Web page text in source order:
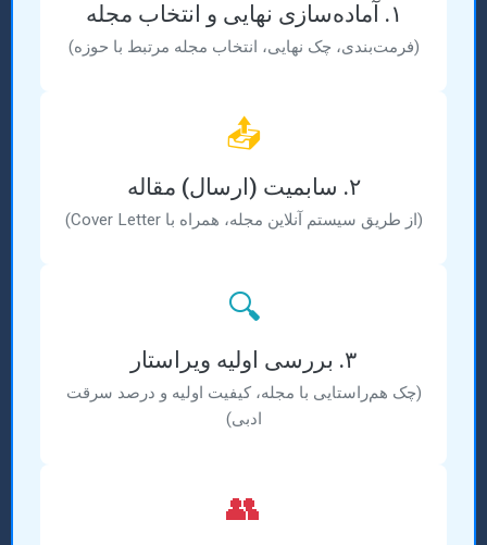
۱. آماده‌سازی نهایی و انتخاب مجله
(فرمت‌بندی، چک نهایی، انتخاب مجله مرتبط با حوزه)
📤
۲. سابمیت (ارسال) مقاله
(از طریق سیستم آنلاین مجله، همراه با Cover Letter)
🔍
۳. بررسی اولیه ویراستار
(چک هم‌راستایی با مجله، کیفیت اولیه و درصد سرقت
ادبی)
👥